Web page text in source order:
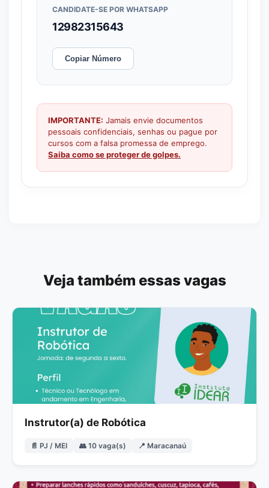
CANDIDATE-SE POR WHATSAPP
12982315643
Copiar Número
IMPORTANTE: Jamais envie documentos
pessoais confidenciais, senhas ou pague por
cursos com a falsa promessa de emprego.
Saiba como se proteger de golpes.
Veja também essas vagas
Instrutor(a) de Robótica
📄 PJ / MEI 👥 10 vaga(s) 📍 Maracanaú